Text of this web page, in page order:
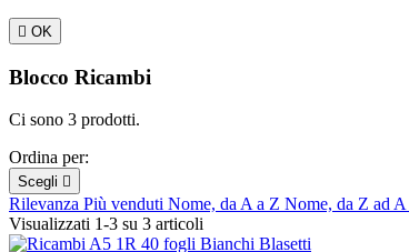
 OK
Blocco Ricambi
Ci sono 3 prodotti.
Ordina per:
Scegli 
Rilevanza Più venduti Nome, da A a Z Nome, da Z ad A
Visualizzati 1-3 su 3 articoli